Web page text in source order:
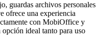
guardas archivos personales
ofrece una experiencia
con MobiOffice y
ideal tanto para uso